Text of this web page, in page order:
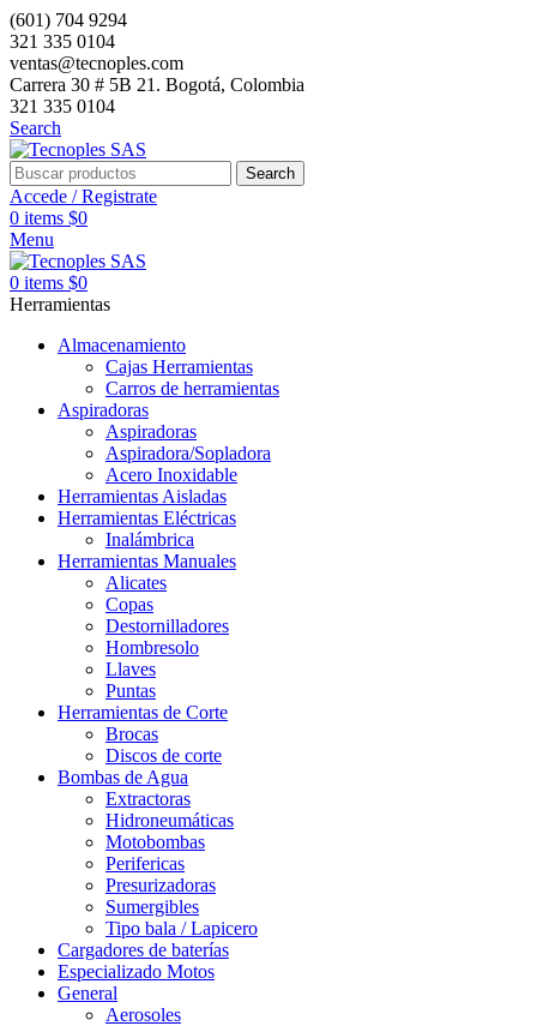
(601) 704 9294
321 335 0104
ventas@tecnoples.com
Carrera 30 # 5B 21. Bogotá, Colombia
321 335 0104
Search
Search
Accede / Registrate
0 items $0
Menu
0 items $0
Herramientas
Almacenamiento
Cajas Herramientas
Carros de herramientas
Aspiradoras
Aspiradoras
Aspiradora/Sopladora
Acero Inoxidable
Herramientas Aisladas
Herramientas Eléctricas
Inalámbrica
Herramientas Manuales
Alicates
Copas
Destornilladores
Hombresolo
Llaves
Puntas
Herramientas de Corte
Brocas
Discos de corte
Bombas de Agua
Extractoras
Hidroneumáticas
Motobombas
Perifericas
Presurizadoras
Sumergibles
Tipo bala / Lapicero
Cargadores de baterías
Especializado Motos
General
Aerosoles